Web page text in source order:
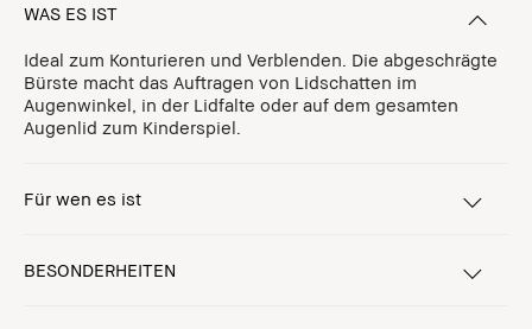
WAS ES IST
Ideal zum Konturieren und Verblenden. Die abgeschrägte
Bürste macht das Auftragen von Lidschatten im
Augenwinkel, in der Lidfalte oder auf dem gesamten
Augenlid zum Kinderspiel.
Für wen es ist
BESONDERHEITEN